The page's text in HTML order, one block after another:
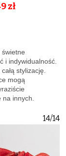
zł
świetne
i indywidualność.
stylizację.
mogą
innych.
14/14